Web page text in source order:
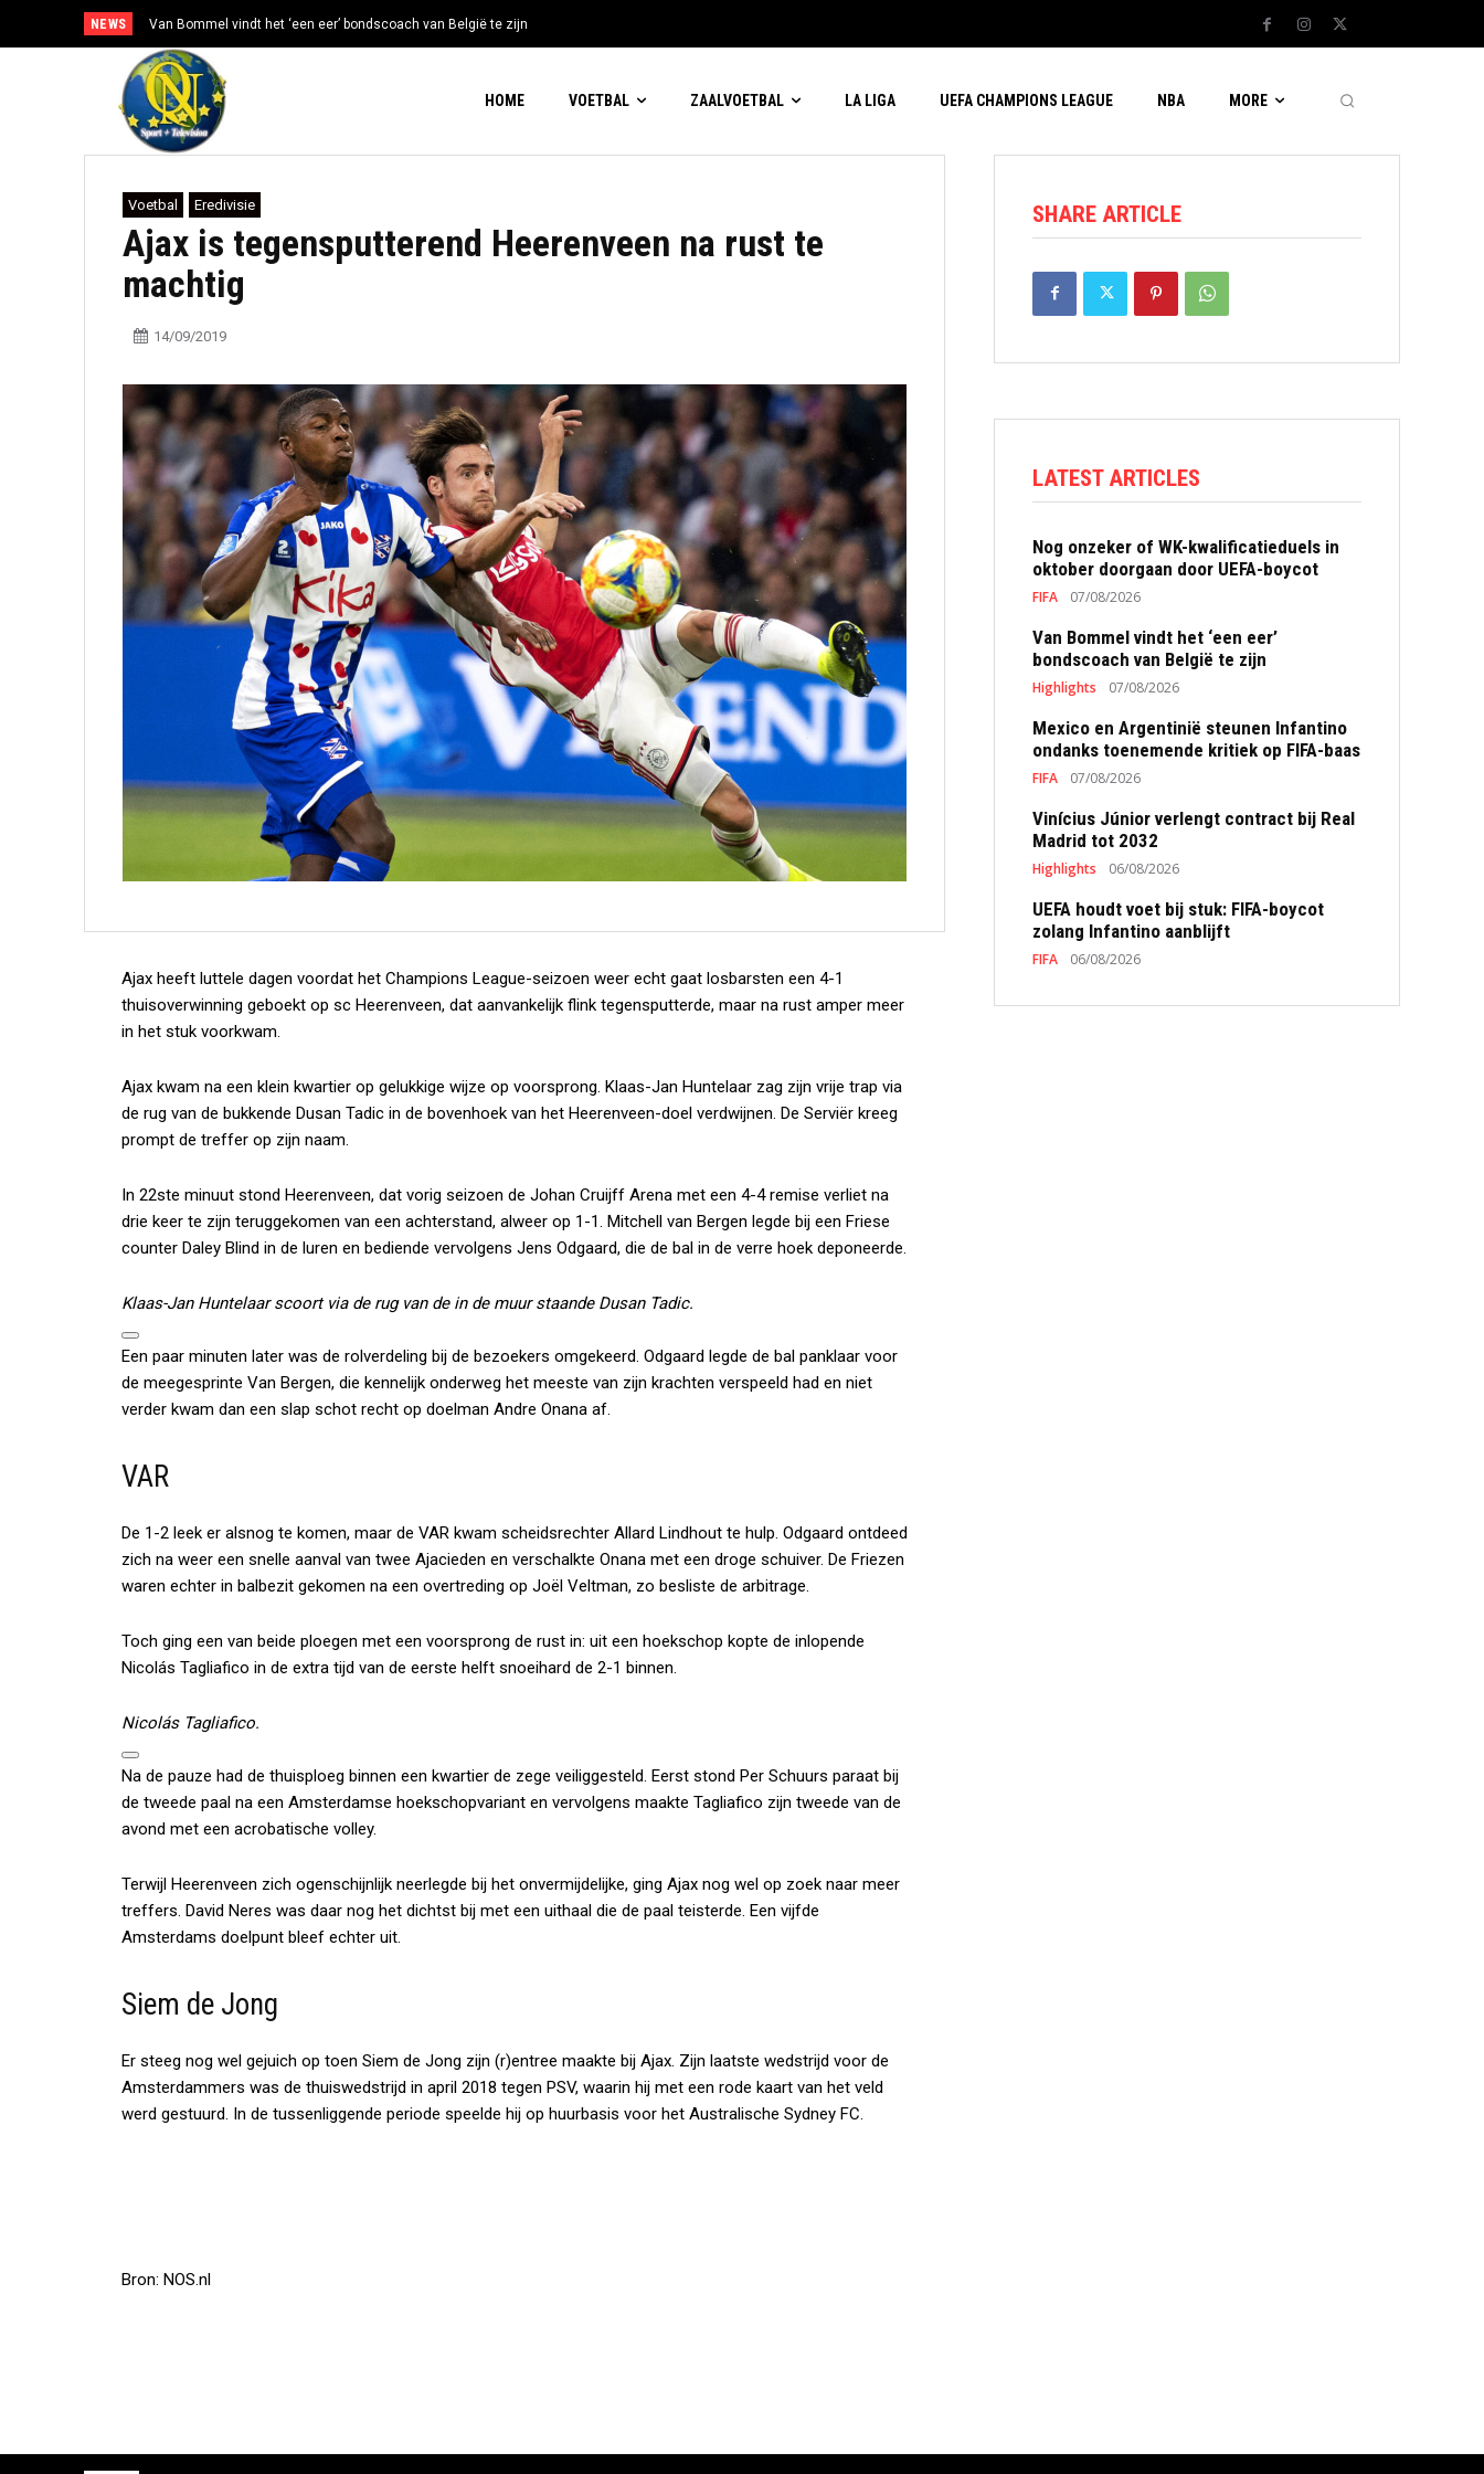
NEWS Van Bommel vindt het ‘een eer’ bondscoach van België te zijn
HOME VOETBAL ZAALVOETBAL LA LIGA UEFA CHAMPIONS LEAGUE NBA MORE
Voetbal Eredivisie
Ajax is tegensputterend Heerenveen na rust te
machtig
14/09/2019
Ajax heeft luttele dagen voordat het Champions League-seizoen weer echt gaat losbarsten een 4-1
thuisoverwinning geboekt op sc Heerenveen, dat aanvankelijk flink tegensputterde, maar na rust amper meer
in het stuk voorkwam.
Ajax kwam na een klein kwartier op gelukkige wijze op voorsprong. Klaas-Jan Huntelaar zag zijn vrije trap via
de rug van de bukkende Dusan Tadic in de bovenhoek van het Heerenveen-doel verdwijnen. De Serviër kreeg
prompt de treffer op zijn naam.
In 22ste minuut stond Heerenveen, dat vorig seizoen de Johan Cruijff Arena met een 4-4 remise verliet na
drie keer te zijn teruggekomen van een achterstand, alweer op 1-1. Mitchell van Bergen legde bij een Friese
counter Daley Blind in de luren en bediende vervolgens Jens Odgaard, die de bal in de verre hoek deponeerde.
Klaas-Jan Huntelaar scoort via de rug van de in de muur staande Dusan Tadic.
Een paar minuten later was de rolverdeling bij de bezoekers omgekeerd. Odgaard legde de bal panklaar voor
de meegesprinte Van Bergen, die kennelijk onderweg het meeste van zijn krachten verspeeld had en niet
verder kwam dan een slap schot recht op doelman Andre Onana af.
VAR
De 1-2 leek er alsnog te komen, maar de VAR kwam scheidsrechter Allard Lindhout te hulp. Odgaard ontdeed
zich na weer een snelle aanval van twee Ajacieden en verschalkte Onana met een droge schuiver. De Friezen
waren echter in balbezit gekomen na een overtreding op Joël Veltman, zo besliste de arbitrage.
Toch ging een van beide ploegen met een voorsprong de rust in: uit een hoekschop kopte de inlopende
Nicolás Tagliafico in de extra tijd van de eerste helft snoeihard de 2-1 binnen.
Nicolás Tagliafico.
Na de pauze had de thuisploeg binnen een kwartier de zege veiliggesteld. Eerst stond Per Schuurs paraat bij
de tweede paal na een Amsterdamse hoekschopvariant en vervolgens maakte Tagliafico zijn tweede van de
avond met een acrobatische volley.
Terwijl Heerenveen zich ogenschijnlijk neerlegde bij het onvermijdelijke, ging Ajax nog wel op zoek naar meer
treffers. David Neres was daar nog het dichtst bij met een uithaal die de paal teisterde. Een vijfde
Amsterdams doelpunt bleef echter uit.
Siem de Jong
Er steeg nog wel gejuich op toen Siem de Jong zijn (r)entree maakte bij Ajax. Zijn laatste wedstrijd voor de
Amsterdammers was de thuiswedstrijd in april 2018 tegen PSV, waarin hij met een rode kaart van het veld
werd gestuurd. In de tussenliggende periode speelde hij op huurbasis voor het Australische Sydney FC.
Bron: NOS.nl
SHARE ARTICLE
LATEST ARTICLES
Nog onzeker of WK-kwalificatieduels in
oktober doorgaan door UEFA-boycot
FIFA 07/08/2026
Van Bommel vindt het ‘een eer’
bondscoach van België te zijn
Highlights 07/08/2026
Mexico en Argentinië steunen Infantino
ondanks toenemende kritiek op FIFA-baas
FIFA 07/08/2026
Vinícius Júnior verlengt contract bij Real
Madrid tot 2032
Highlights 06/08/2026
UEFA houdt voet bij stuk: FIFA-boycot
zolang Infantino aanblijft
FIFA 06/08/2026